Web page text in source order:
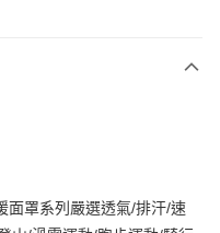
面罩系列嚴選透氣/排汗/速